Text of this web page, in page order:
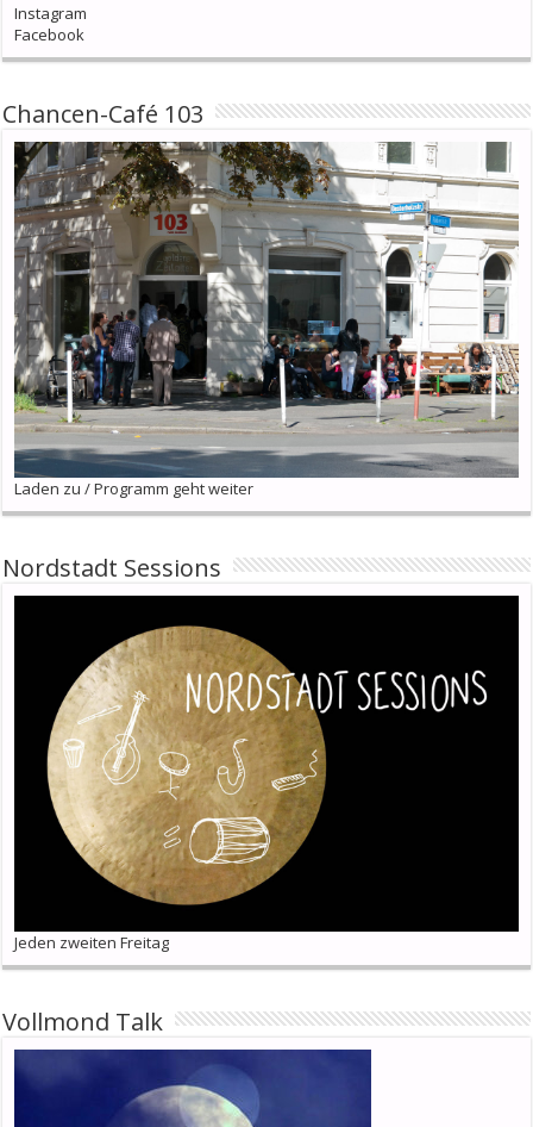
Instagram
Facebook
Chancen-Café 103
Laden zu / Programm geht weiter
Nordstadt Sessions
Jeden zweiten Freitag
Vollmond Talk